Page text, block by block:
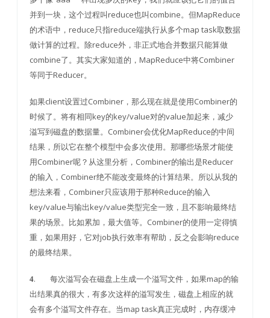
并到一块，这个过程叫reduce也叫combine。但MapReduce
的术语中，reduce只指reduce端执行从多个map task取数据
做计算的过程。除reduce外，非正式地合并数据只能算做
combine了。其实大家知道的，MapReduce中将Combiner
等同于Reducer。
如果client设置过Combiner，那么现在就是使用Combiner的
时候了。将有相同key的key/value对的value加起来，减少
溢写到磁盘的数据量。Combiner会优化MapReduce的中间
结果，所以它在整个模型中会多次使用。那哪些场景才能使
用Combiner呢？从这里分析，Combiner的输出是Reducer
的输入，Combiner绝不能改变最终的计算结果。所以从我的
想法来看，Combiner只应该用于那种Reduce的输入
key/value与输出key/value类型完全一致，且不影响最终结
果的场景。比如累加，最大值等。Combiner的使用一定得慎
重，如果用好，它对job执行效率有帮助，反之会影响reduce
的最终结果。
4. 每次溢写会在磁盘上生成一个溢写文件，如果map的输
出结果真的很大，有多次这样的溢写发生，磁盘上相应的就
会有多个溢写文件存在。当map task真正完成时，内存缓冲